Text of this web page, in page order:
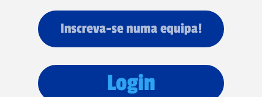
Inscreva-se numa equipa!
Login